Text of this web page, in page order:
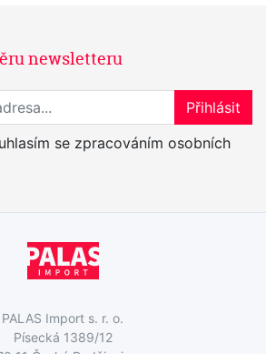
newsletteru
novinek
Přihlásit
se zpracováním osobních
PALAS Import s. r. o.
Písecká 1389/12